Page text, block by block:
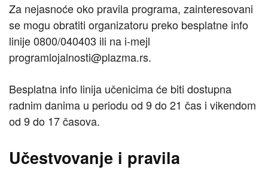
Za nejasnoće oko pravila programa, zainteresovani
se mogu obratiti organizatoru preko besplatne info
linije 0800/040403 ili na i-mejl
programlojalnosti@plazma.rs.
Besplatna info linija učenicima će biti dostupna
radnim danima u periodu od 9 do 21 čas i vikendom
od 9 do 17 časova.
Učestvovanje i pravila